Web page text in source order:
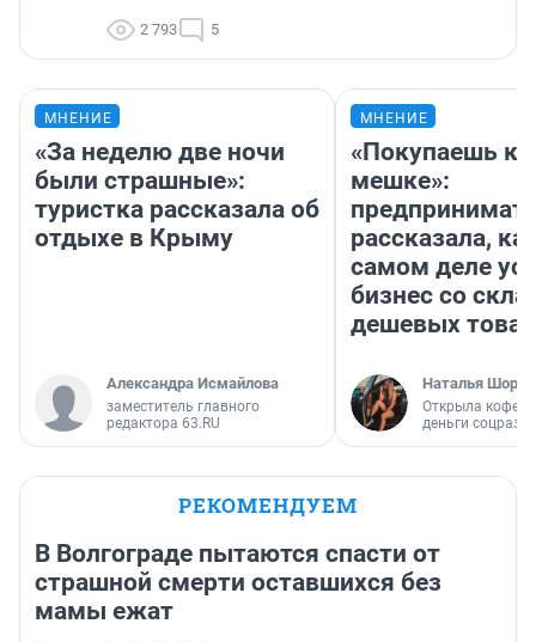
2 793 5
МНЕНИЕ
«За неделю две ночи
были страшные»:
туристка рассказала об
отдыхе в Крыму
Александра Исмайлова
заместитель главного
редактора 63.RU
МНЕНИЕ
«Покупаешь
мешке»:
рассказала,
самом деле
бизнес со
дешевых
Наталья
Открыла
деньги
РЕКОМЕНДУЕМ
В Волгограде пытаются спасти от
страшной смерти оставшихся без
мамы ежат